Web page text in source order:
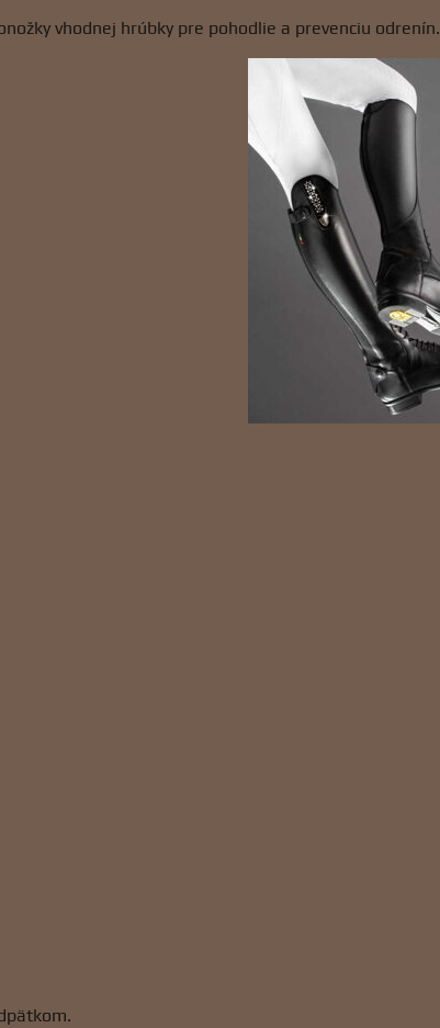
vhodnej hrúbky pre pohodlie a prevenciu odrenín.